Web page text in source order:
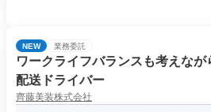
NEW 業務委託
ワークライフバランスも考えな
配送ドライバー
齊藤美装株式会社